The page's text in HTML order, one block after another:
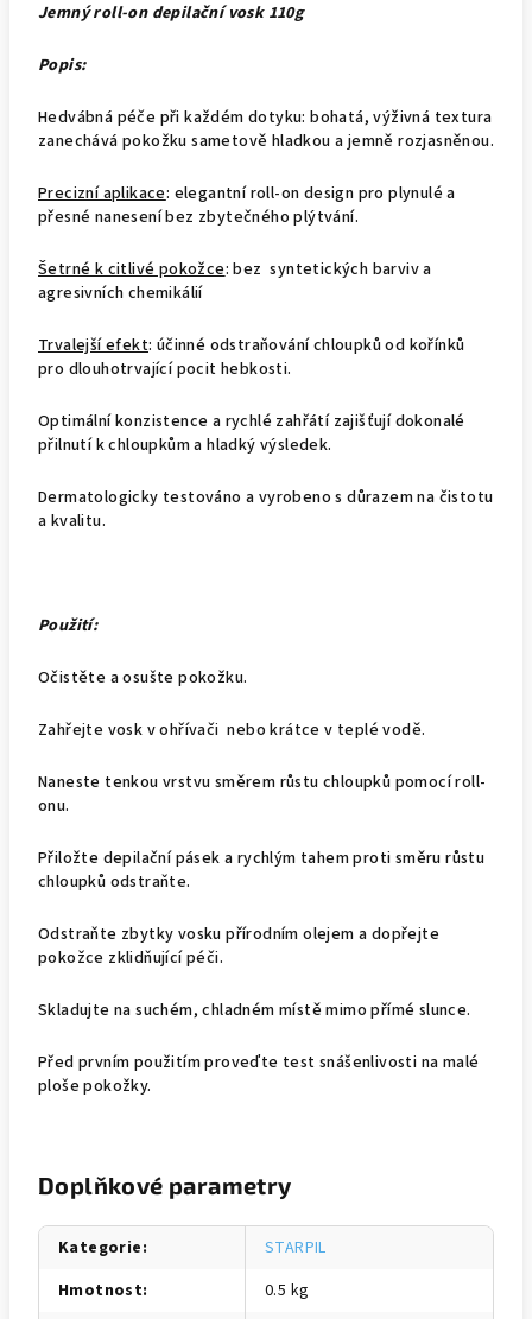
Jemný roll-on depilační vosk 110g
Popis:
Hedvábná péče při každém dotyku: bohatá, výživná textura
zanechává pokožku sametově hladkou a jemně rozjasněnou.
Precizní aplikace: elegantní roll-on design pro plynulé a
přesné nanesení bez zbytečného plýtvání.
Šetrné k citlivé pokožce: bez syntetických barviv a
agresivních chemikálií
Trvalejší efekt: účinné odstraňování chloupků od kořínků
pro dlouhotrvající pocit hebkosti.
Optimální konzistence a rychlé zahřátí zajišťují dokonalé
přilnutí k chloupkům a hladký výsledek.
Dermatologicky testováno a vyrobeno s důrazem na čistotu
a kvalitu.
Použití:
Očistěte a osušte pokožku.
Zahřejte vosk v ohřívači nebo krátce v teplé vodě.
Naneste tenkou vrstvu směrem růstu chloupků pomocí roll-
onu.
Přiložte depilační pásek a rychlým tahem proti směru růstu
chloupků odstraňte.
Odstraňte zbytky vosku přírodním olejem a dopřejte
pokožce zklidňující péči.
Skladujte na suchém, chladném místě mimo přímé slunce.
Před prvním použitím proveďte test snášenlivosti na malé
ploše pokožky.
Doplňkové parametry
Kategorie:
STARPIL
Hmotnost: 0.5 kg